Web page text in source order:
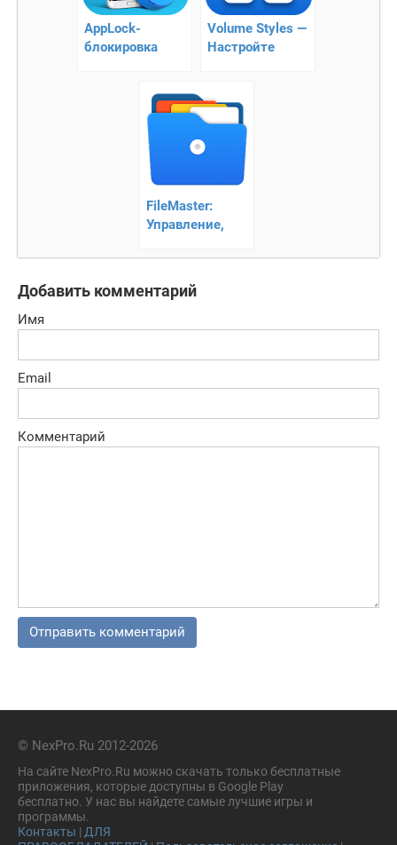
AppLock-
блокировка
данных(MAX)
Volume Styles —
Настройте
FileMaster:
Управление,
очистка файлов
Добавить комментарий
Имя
Email
Комментарий
© NexPro.Ru 2012-2026
На сайте NexPro.Ru можно скачать только бесплатные
приложения, которые доступны в Google Play
бесплатно. У нас вы найдете самые лучшие игры и
программы.
Контакты | ДЛЯ